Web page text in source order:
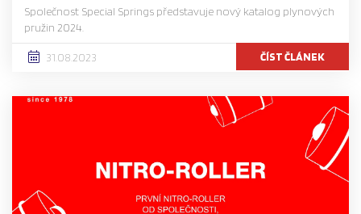
Společnost Special Springs představuje nový katalog plynových
pružin 2024.
31.08.2023 ČÍST ČLÁNEK